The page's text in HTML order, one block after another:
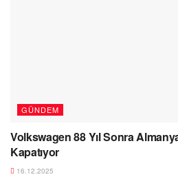
GÜNDEM
Volkswagen 88 Yıl Sonra
Kapatıyor
16.12.2025